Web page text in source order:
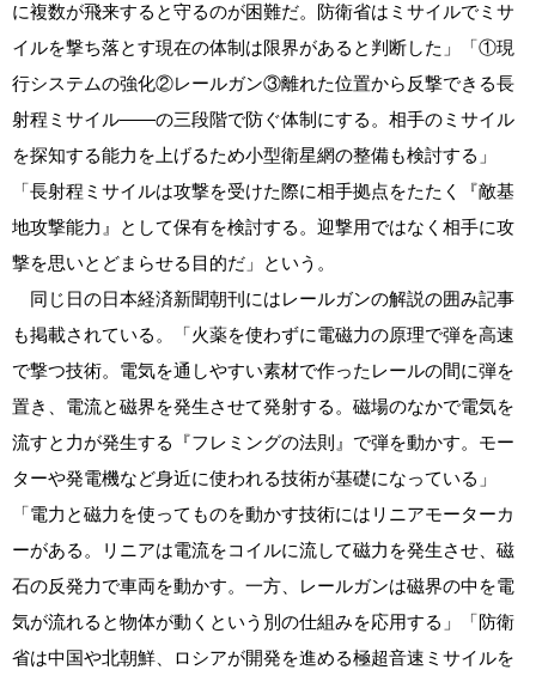
に複数が飛来すると守るのが困難だ。防衛省はミサイルでミサ
イルを撃ち落とす現在の体制は限界があると判断した」「①現
行システムの強化②レールガン③離れた位置から反撃できる長
射程ミサイル――の三段階で防ぐ体制にする。相手のミサイル
を探知する能力を上げるため小型衛星網の整備も検討する」
「長射程ミサイルは攻撃を受けた際に相手拠点をたたく『敵基
地攻撃能力』として保有を検討する。迎撃用ではなく相手に攻
撃を思いとどまらせる目的だ」という。
同じ日の日本経済新聞朝刊にはレールガンの解説の囲み記事
も掲載されている。「火薬を使わずに電磁力の原理で弾を高速
で撃つ技術。電気を通しやすい素材で作ったレールの間に弾を
置き、電流と磁界を発生させて発射する。磁場のなかで電気を
流すと力が発生する『フレミングの法則』で弾を動かす。モー
ターや発電機など身近に使われる技術が基礎になっている」
「電力と磁力を使ってものを動かす技術にはリニアモーターカ
ーがある。リニアは電流をコイルに流して磁力を発生させ、磁
石の反発力で車両を動かす。一方、レールガンは磁界の中を電
気が流れると物体が動くという別の仕組みを応用する」「防衛
省は中国や北朝鮮、ロシアが開発を進める極超音速ミサイルを